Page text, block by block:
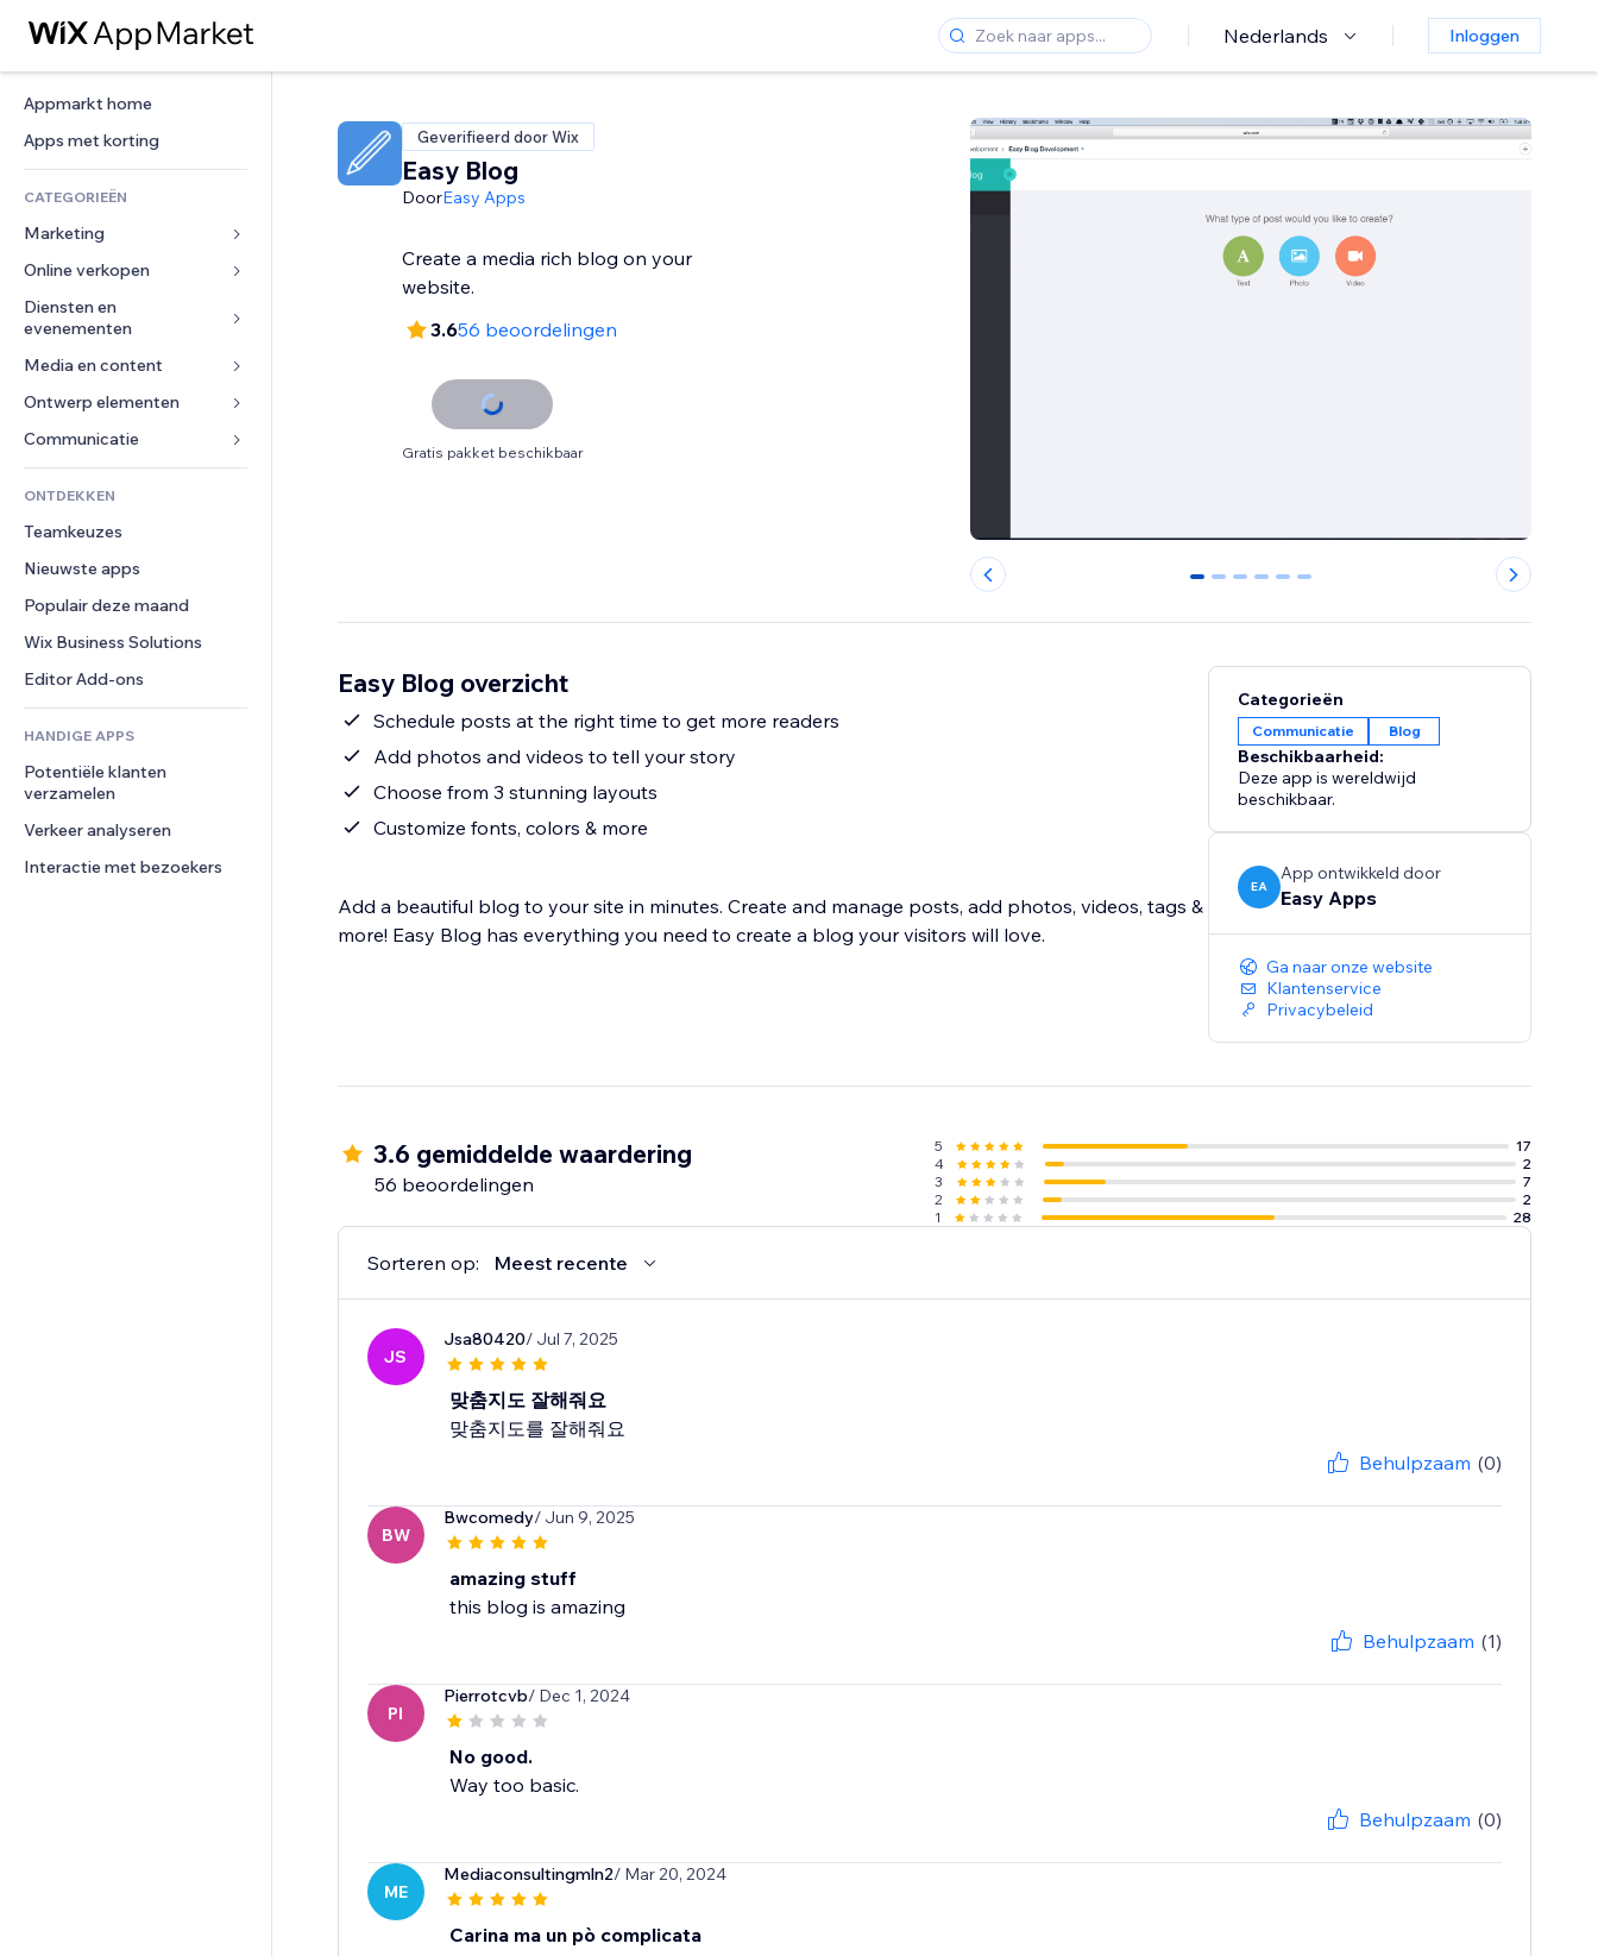
Nederlands Inloggen
Appmarkt home
Apps met korting
CATEGORIEËN
Marketing
Advertenties
Mobiel
Analytics
Social media
SEO
Betrokkenheid
Websitevermeldingen
E-mail
Conversie
Online verkopen
Apps voor webshops
Verzending en levering
Verkoopknoppen
Online cursussen
Print on demand
Boekhouding
Coupons en loyaliteit
Opslagoplossingen
Dropshipping
Prijzen en abonnementen
Crowdfunding
Eten en drinken
Diensten en
evenementen
Hotels
Evenementen
Restaurants
Vastgoed
Boekingen
Media en content
Galerij
Muziek
Podcasts
Fotografie
Video
PDF
Bestanden delen
Nieuws
Ontwerp elementen
Kaarten en navigatie
Privacy en beveiliging
Ontime
Pagina templates
Afbeeldingseffecten
Knoppen en menu's
Banners en badges
Rekenmachines
Zoeken
Weer
Grafieken en tabellen
Formulieren
Enquêtes
Chat
Opmerkingen
Telefoonnummer
Community
Beoordelingen en testimonials
CRM
ONTDEKKEN
Teamkeuzes
Nieuwste apps
Populair deze maand
Wix Business Solutions
Editor Add-ons
HANDIGE APPS
Potentiële klanten
verzamelen
Verkeer analyseren
Interactie met bezoekers
Geverifieerd door Wix
Easy Blog
DoorEasy Apps
Create a media rich blog on your
website.
3.656 beoordelingen
Gratis pakket beschikbaar
0 1 2 3 4 5
Easy Blog overzicht
Schedule posts at the right time to get more readers
Add photos and videos to tell your story
Choose from 3 stunning layouts
Customize fonts, colors & more
Add a beautiful blog to your site in minutes. Create and manage posts, add photos, videos, tags &
more! Easy Blog has everything you need to create a blog your visitors will love.
Categorieën
Communicatie Blog
Beschikbaarheid:
Deze app is wereldwijd
beschikbaar.
EA
App ontwikkeld door
Easy Apps
Ga naar onze website
Klantenservice
Privacybeleid
3.6 gemiddelde waardering
56 beoordelingen
5
17
4
2
3
7
2
2
1
28
Sorteren op: Meest recente
JS
Jsa80420/ Jul 7, 2025
맞춤지도 잘해줘요
맞춤지도를 잘해줘요
Behulpzaam (0)
BW
Bwcomedy/ Jun 9, 2025
amazing stuff
this blog is amazing
Behulpzaam (1)
PI
Pierrotcvb/ Dec 1, 2024
No good.
Way too basic.
Behulpzaam (0)
ME
Mediaconsultingmln2/ Mar 20, 2024
Carina ma un pò complicata